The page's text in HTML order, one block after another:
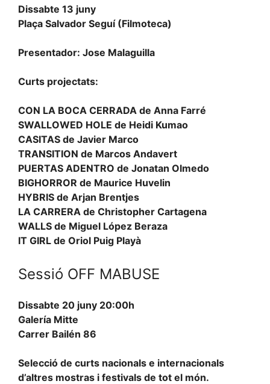
Dissabte 13 juny
Plaça Salvador Seguí (Filmoteca)
Presentador: Jose Malaguilla
Curts projectats:
CON LA BOCA CERRADA de Anna Farré
SWALLOWED HOLE de Heidi Kumao
CASITAS de Javier Marco
TRANSITION de Marcos Andavert
PUERTAS ADENTRO de Jonatan Olmedo
BIGHORROR de Maurice Huvelin
HYBRIS de Arjan Brentjes
LA CARRERA de Christopher Cartagena
WALLS de Miguel López Beraza
IT GIRL de Oriol Puig Playà
Sessió OFF MABUSE
Dissabte 20 juny 20:00h
Galería Mitte
Carrer Bailén 86
Selecció de curts nacionals e internacionals
d’altres mostras i festivals de tot el món.